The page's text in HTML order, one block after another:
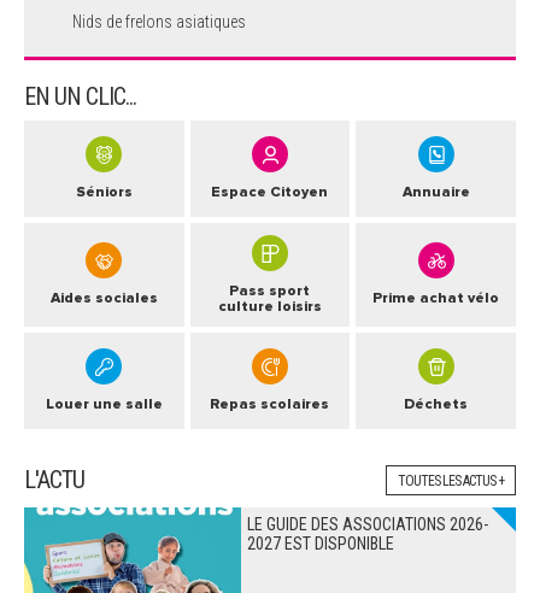
Nids de frelons asiatiques
EN UN CLIC...
Séniors Espace Citoyen Annuaire
Aides sociales
Pass sport
culture loisirs
Prime achat vélo
Louer une salle Repas scolaires Déchets
L'ACTU TOUTES LES ACTUS +
LE GUIDE DES ASSOCIATIONS 2026-
2027 EST DISPONIBLE